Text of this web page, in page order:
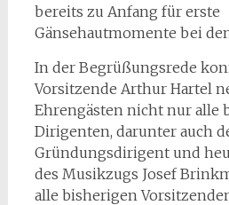
bereits zu Anfang für erste
Gänsehautmomente bei
In der Begrüßungsrede
Vorsitzende Arthur Hartel
Ehrengästen nicht nur alle
Dirigenten, darunter auch
Gründungsdirigent und
des Musikzugs Josef
alle bisherigen